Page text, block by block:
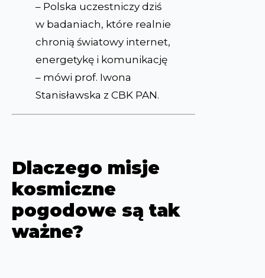
– Polska uczestniczy dziś
w badaniach, które realnie
chronią światowy internet,
energetykę i komunikację
– mówi prof. Iwona
Stanisławska z CBK PAN.
Dlaczego misje
kosmiczne
pogodowe są tak
ważne?